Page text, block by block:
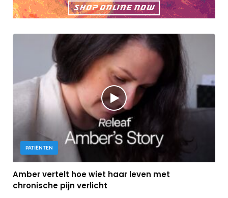
PATIËNTEN
Amber vertelt hoe wiet haar leven met
chronische pijn verlicht